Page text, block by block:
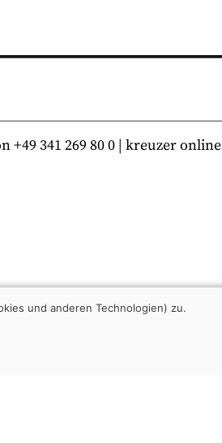
+49 341 269 80 0 | kreuzer online
und anderen Technologien) zu.